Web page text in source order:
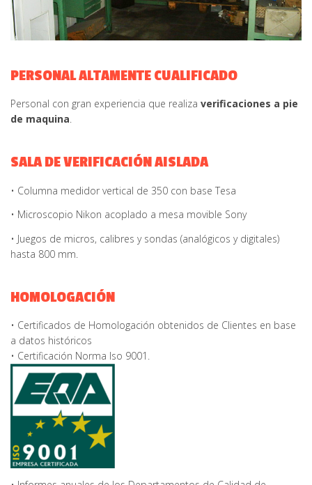
PERSONAL ALTAMENTE CUALIFICADO
Personal con gran experiencia que realiza verificaciones a pie
de maquina.
SALA DE VERIFICACIÓN AISLADA
• Columna medidor vertical de 350 con base Tesa
• Microscopio Nikon acoplado a mesa movible Sony
• Juegos de micros, calibres y sondas (analógicos y digitales)
hasta 800 mm.
HOMOLOGACIÓN
• Certificados de Homologación obtenidos de Clientes en base
a datos históricos
• Certificación Norma Iso 9001.